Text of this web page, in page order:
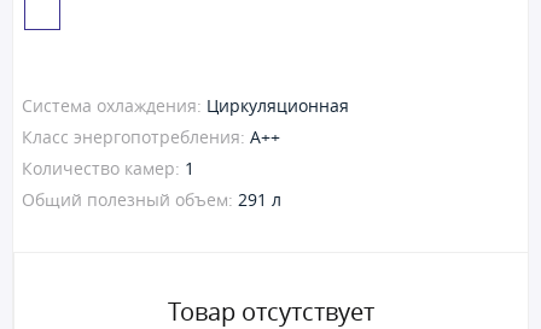
Система охлаждения: Циркуляционная
Класс энергопотребления: A++
Количество камер: 1
Общий полезный объем: 291 л
Товар отсутствует